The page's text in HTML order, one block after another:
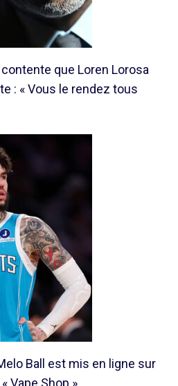
que Loren Lorosa
: « Vous le rendez tous
Ball est mis en ligne sur
Vape Shop »